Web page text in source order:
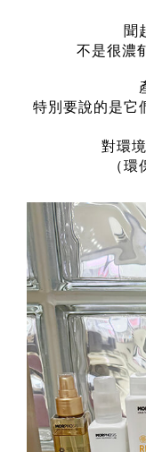
聞
不是很濃
特別要說的是它
對環
（